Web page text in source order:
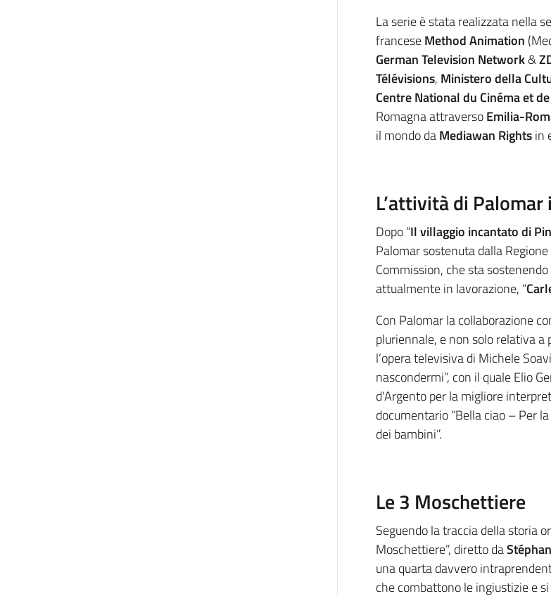
La serie è stata realizzata nella
franceseMethod Animation
German Television Network&
Télévisions, Ministero della
Centre National du Cinéma et
Romagna attraversoEmilia-
il mondo daMediawan Rightsin
L’attività di
Dopo “Il villaggio incantato di
Palomar sostenuta dalla
Commission, che sta
attualmente in lavorazione, “
Con Palomar la collaborazione
pluriennale, e non solo relativa
l’opera televisiva di Michele
nascondermi”, con il quale Elio
d'Argento per la migliore
documentario “Bella ciao – Per
dei bambini”.
Le 3 Moschettiere
Seguendo la traccia della storia
Moschettiere”, diretto da
una quarta davvero
che combattono le ingiustizie e